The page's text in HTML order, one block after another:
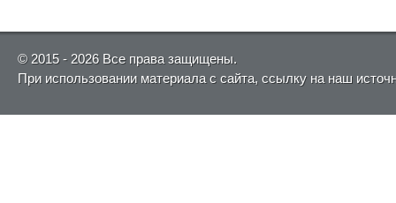
© 2015 - 2026 Все права защищены.
При использовании материала с сайта, ссылку на наш